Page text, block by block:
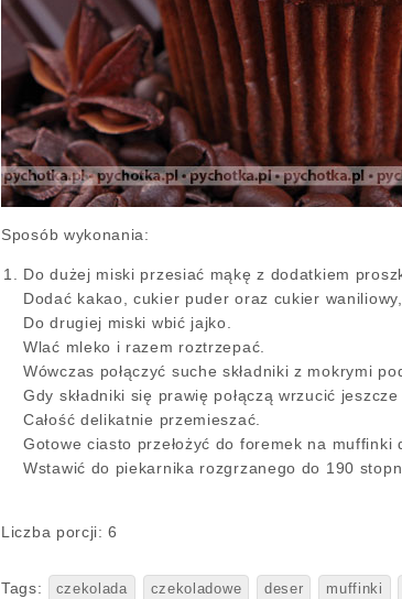
Sposób wykonania:
Do dużej miski przesiać mąkę z dodatkiem
Dodać kakao, cukier puder oraz cukier
Do drugiej miski wbić jajko.
Wlać mleko i razem roztrzepać.
Wówczas połączyć suche składniki z mokrymi
Gdy składniki się prawię połączą wrzucić
Całość delikatnie przemieszać.
Gotowe ciasto przełożyć do foremek na muffinki
Wstawić do piekarnika rozgrzanego do 190
Liczba porcji: 6
Tags: czekolada czekoladowe deser muffinki